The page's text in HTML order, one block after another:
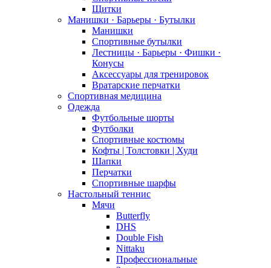
Щитки
Манишки · Барьеры · Бутылки
Манишки
Спортивные бутылки
Лестницы · Барьеры · Фишки ·
Конусы
Аксессуары для тренировок
Вратарские перчатки
Спортивная медицина
Одежда
Футбольные шорты
Футболки
Спортивные костюмы
Кофты | Толстовки | Худи
Шапки
Перчатки
Спортивные шарфы
Настольный теннис
Мячи
Butterfly
DHS
Double Fish
Nittaku
Профессиональные